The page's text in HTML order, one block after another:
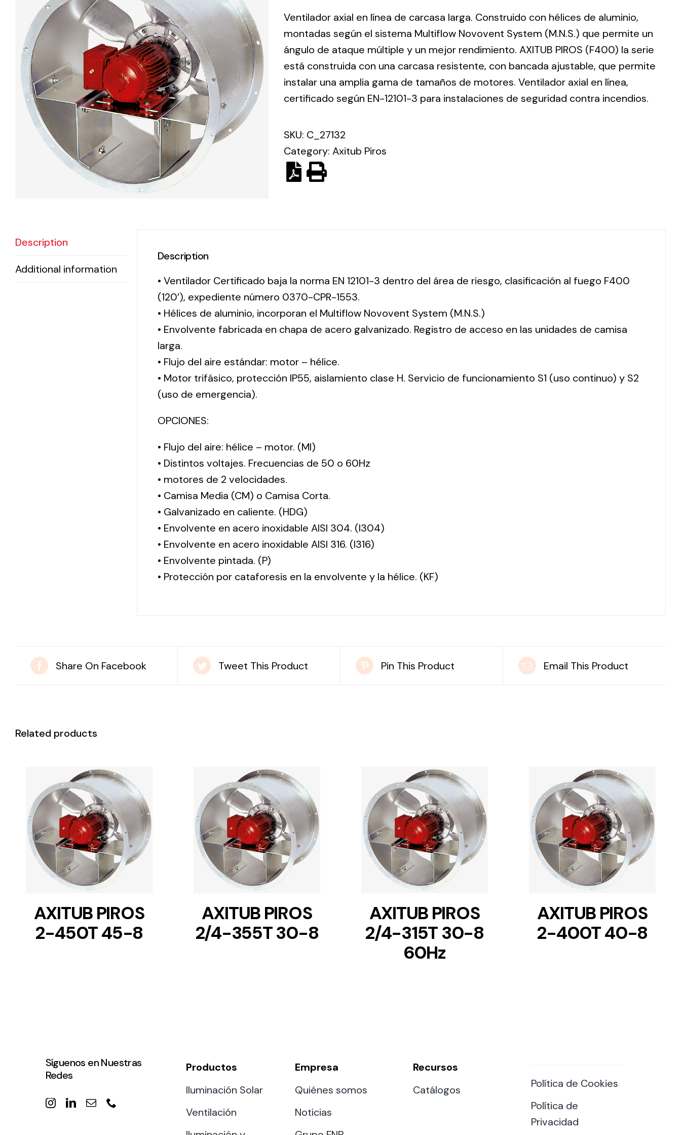
eléctrico.
Lighting and
Electrical
Equipment
Complete
solutions in
lighting and
Ventilation
The
incorporation of
Novovent into
offer of
ventilation
products for
different uses
Solar lighting
solutions for all
Ventilador axial en línea de carcasa larga. Construido con hélices de aluminio,
montadas según el sistema Multiflow Novovent System (M.N.S.) que permite un
ángulo de ataque múltiple y un mejor rendimiento. AXITUB PIROS (F400) la serie
está construida con una carcasa resistente, con bancada ajustable, que permite
instalar una amplia gama de tamaños de motores. Ventilador axial en línea,
certificado según EN-12101-3 para instalaciones de seguridad contra incendios.
SKU: C_27132
Category: Axitub Piros
Description
Additional information
Description
• Ventilador Certificado baja la norma EN 12101-3 dentro del área de riesgo, clasificación al fuego F400
(120′), expediente número 0370-CPR-1553.
• Hélices de aluminio, incorporan el Multiflow Novovent System (M.N.S.)
• Envolvente fabricada en chapa de acero galvanizado. Registro de acceso en las unidades de camisa
larga.
• Flujo del aire estándar: motor – hélice.
• Motor trifásico, protección IP55, aislamiento clase H. Servicio de funcionamiento S1 (uso continuo) y S2
(uso de emergencia).
OPCIONES:
• Flujo del aire: hélice – motor. (MI)
• Distintos voltajes. Frecuencias de 50 o 60Hz
• motores de 2 velocidades.
• Camisa Media (CM) o Camisa Corta.
• Galvanizado en caliente. (HDG)
• Envolvente en acero inoxidable AISI 304. (I304)
• Envolvente en acero inoxidable AISI 316. (I316)
• Envolvente pintada. (P)
• Protección por cataforesis en la envolvente y la hélice. (KF)
Share On Facebook Tweet This Product Pin This Product Email This Product
Related products
DETAILS
AXITUB PIROS
2-450T 45-8
DETAILS
AXITUB PIROS
2/4-355T 30-8
DETAILS
AXITUB PIROS
2/4-315T 30-8
60Hz
DETAILS
AXITUB PIROS
2-400T 40-8
Síguenos en Nuestras
Redes
Productos
Iluminación Solar
Ventilación
Empresa
Quiénes somos
Noticias
Recursos
Catálogos
Política de Cookies
Política de
Privacidad